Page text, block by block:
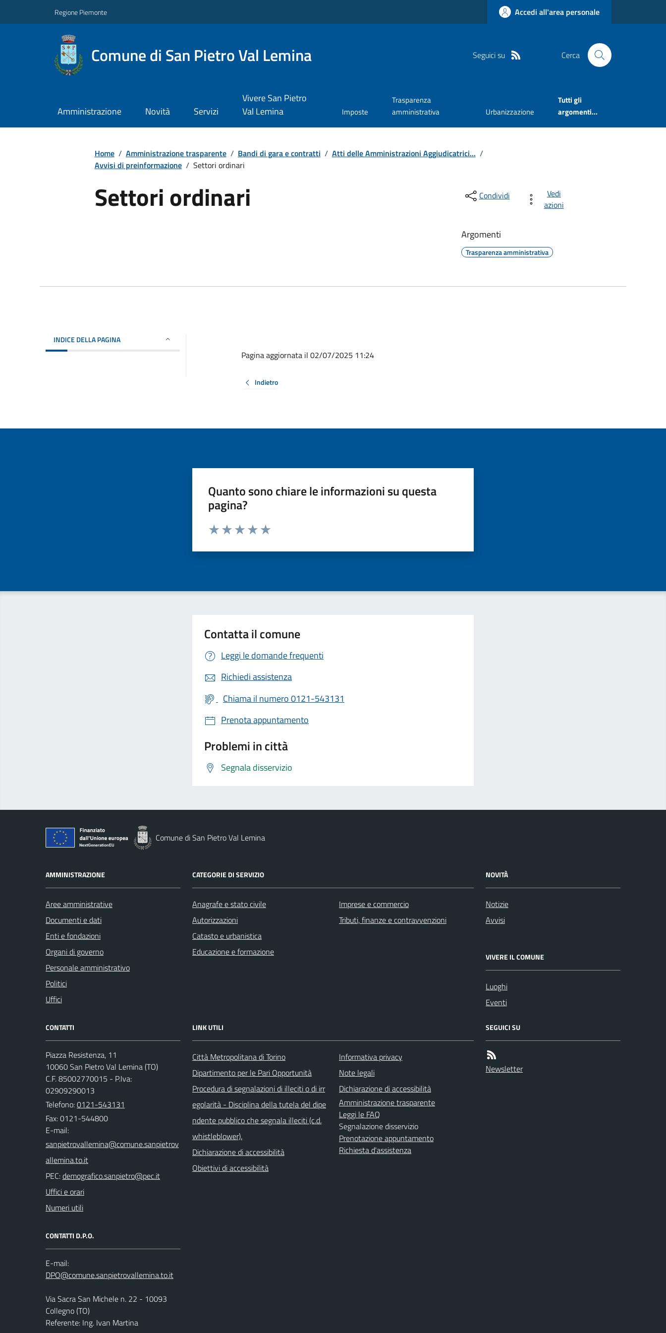
Regione Piemonte Accedi all'area personale
Comune di San Pietro Val Lemina Seguici su Cerca
Amministrazione Novità Servizi
Vivere San Pietro
Val Lemina
Imposte
Trasparenza
amministrativa
Urbanizzazione
Tutti gli
argomenti...
Home / Amministrazione trasparente / Bandi di gara e contratti / Atti delle Amministrazioni Aggiudicatrici... /
Avvisi di preinformazione / Settori ordinari
Settori ordinari Condividi
Vedi
azioni
Argomenti
Trasparenza amministrativa
INDICE DELLA PAGINA
Pagina aggiornata il 02/07/2025 11:24
Indietro
Quanto sono chiare le informazioni su questa
pagina?
Valuta da 1 a 5 stelle la pagina
Contatta il comune
Leggi le domande frequenti
Richiedi assistenza
Chiama il numero 0121-543131
Prenota appuntamento
Problemi in città
Segnala disservizio
Comune di San Pietro Val Lemina
AMMINISTRAZIONE
Aree amministrative
Documenti e dati
Enti e fondazioni
Organi di governo
Personale amministrativo
Politici
Uffici
CATEGORIE DI SERVIZIO
Anagrafe e stato civile
Autorizzazioni
Catasto e urbanistica
Educazione e formazione
Imprese e commercio
Tributi, finanze e contravvenzioni
NOVITÀ
Notizie
Avvisi
VIVERE IL COMUNE
Luoghi
Eventi
CONTATTI
Piazza Resistenza, 11
10060 San Pietro Val Lemina (TO)
C.F. 85002770015 - P.Iva:
02909290013
Telefono:0121-543131
Fax: 0121-544800
E-mail:
PEC:
Uffici e orari
Numeri utili
CONTATTI D.P.O.
E-mail:
Via Sacra San Michele n. 22 - 10093
Collegno (TO)
Referente: Ing. Ivan Martina
LINK UTILI
Città Metropolitana di Torino
Dipartimento per le Pari Opportunità
Procedura di segnalazioni di illeciti o di irr
egolarità - Disciplina della tutela del dipe
ndente pubblico che segnala illeciti (c.d.
whistleblower).
Dichiarazione di accessibilità
Obiettivi di accessibilità
Informativa privacy
Note legali
Dichiarazione di accessibilità
Amministrazione trasparente
Leggi le FAQ
Segnalazione disservizio
Prenotazione appuntamento
Richiesta d'assistenza
SEGUICI SU
Newsletter